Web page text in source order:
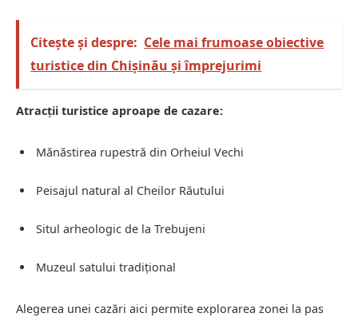
Citește și despre: Cele mai frumoase obiective
turistice din Chișinău și împrejurimi
Atracții turistice aproape de cazare:
Mănăstirea rupestră din Orheiul Vechi
Peisajul natural al Cheilor Răutului
Situl arheologic de la Trebujeni
Muzeul satului tradițional
Alegerea unei cazări aici permite explorarea zonei la pas